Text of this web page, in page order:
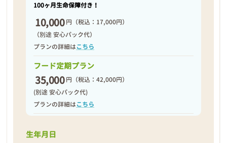
100ヶ月生命保障付き！
10,000 円 （税込：17,000円）
（別途 安心パック代）
プランの詳細はこちら
フード定期プラン
35,000 円 （税込：42,000円）
(別途 安心パック代)
プランの詳細はこちら
生年月日